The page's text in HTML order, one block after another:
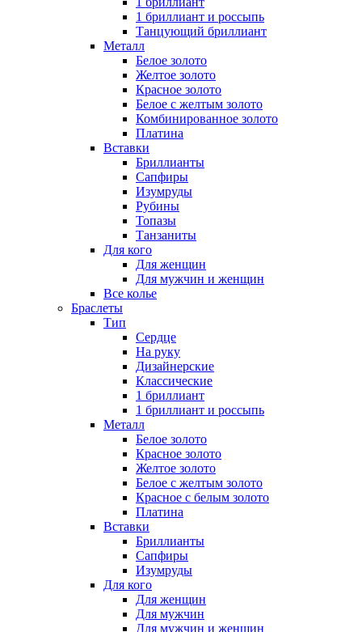
1 бриллиант и россыпь
Танцующий бриллиант
Металл
Белое золото
Желтое золото
Красное золото
Белое с желтым золото
Комбинированное золото
Платина
Вставки
Бриллианты
Сапфиры
Изумруды
Рубины
Топазы
Танзаниты
Для кого
Для женщин
Для мужчин и женщин
Все колье
Браслеты
Тип
Сердце
На руку
Дизайнерские
Классические
1 бриллиант
1 бриллиант и россыпь
Металл
Белое золото
Красное золото
Желтое золото
Белое с желтым золото
Красное с белым золото
Платина
Вставки
Бриллианты
Сапфиры
Изумруды
Для кого
Для женщин
Для мужчин
Для мужчин и женщин